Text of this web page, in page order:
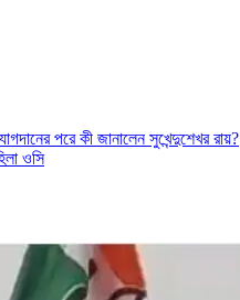
পরে কী জানালেন সুখেন্দুশেখর রায়?
ওসি